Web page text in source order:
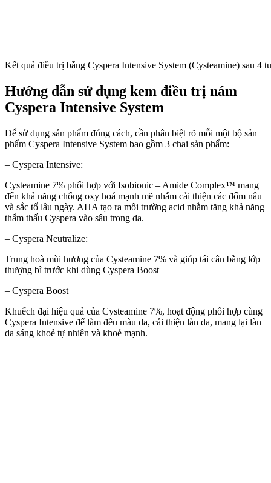
Kết quả điều trị bằng Cyspera Intensive System (Cysteamine) sau 4
Hướng dẫn sử dụng kem điều trị nám
Cyspera Intensive System
Để sử dụng sản phẩm đúng cách, cần phân biệt rõ mỗi một bộ sản
phẩm Cyspera Intensive System bao gồm 3 chai sản phẩm:
– Cyspera Intensive:
Cysteamine 7% phối hợp với Isobionic – Amide Complex™ mang
đến khả năng chống oxy hoá mạnh mẽ nhằm cải thiện các đốm nâu
và sắc tố lâu ngày. AHA tạo ra môi trường acid nhằm tăng khả năng
thẩm thấu Cyspera vào sâu trong da.
– Cyspera Neutralize:
Trung hoà mùi hương của Cysteamine 7% và giúp tái cân bằng lớp
thượng bì trước khi dùng Cyspera Boost
– Cyspera Boost
Khuếch đại hiệu quả của Cysteamine 7%, hoạt động phối hợp cùng
Cyspera Intensive để làm đều màu da, cải thiện làn da, mang lại làn
da sáng khoẻ tự nhiên và khoẻ mạnh.